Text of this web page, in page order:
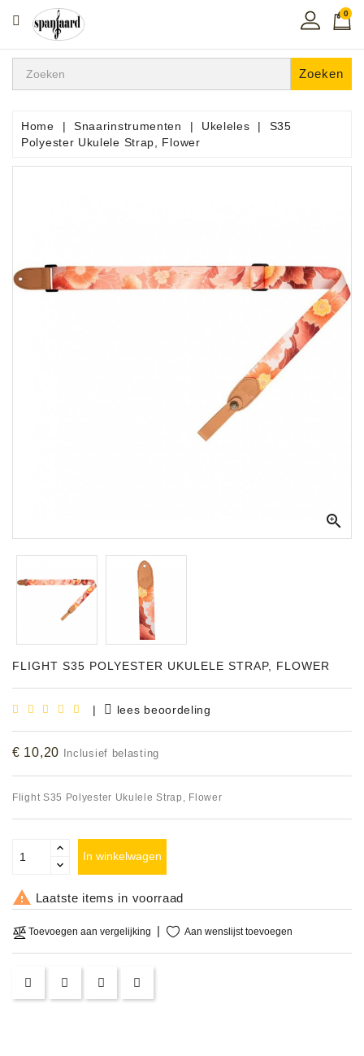
CATEGORIE
Home
In
De
Snaarinstrumenten
Microfoons
Versterking
Instrumenten
Shop
Bladmuziek
Accessoires
MODELLEN
OPRUIMING
DEMONSTRATIES
&
CLINICS
VERHUUR,
0
Zoeken
Home Snaarinstrumenten Ukeleles
S35
Polyester Ukulele Strap, Flower

FLIGHT S35 POLYESTER UKULELE STRAP, FLOWER
| lees beoordeling
€ 10,20 Inclusief belasting
Flight S35 Polyester Ukulele Strap, Flower
In winkelwagen
 Laatste items in voorraad
Toevoegen aan vergelijking Aan wenslijst toevoegen